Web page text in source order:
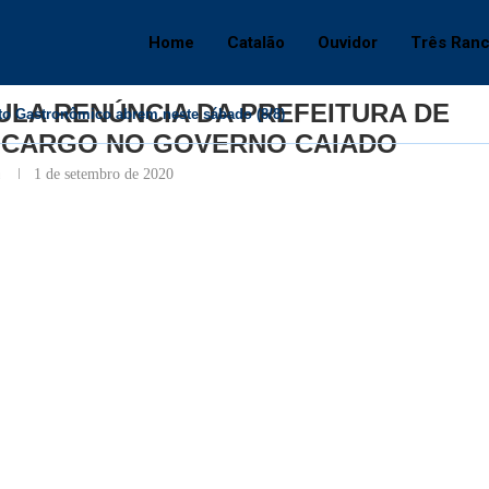
Home Catalão Ouvidor Três
Gastronômico abrem neste sábado (8/8)
RENÚNCIA DA PREFEITURA DE CATALÃO PARA ASSUMIR CARGO NO
RENÚNCIA DA PREFEITURA DE
NO GOVERNO CAIADO
1 de setembro de 2020